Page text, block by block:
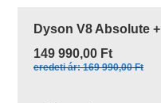
Dyson V8 Absolute +
149 990,00 Ft
eredeti ár: 169 990,00 Ft